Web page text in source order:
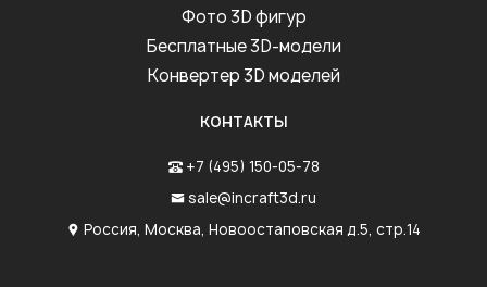
Фото 3D фигур
Бесплатные 3D-модели
Конвертер 3D моделей
КОНТАКТЫ
+7 (495) 150-05-78
sale@incraft3d.ru
Россия, Москва, Новоостаповская д.5, стр.14